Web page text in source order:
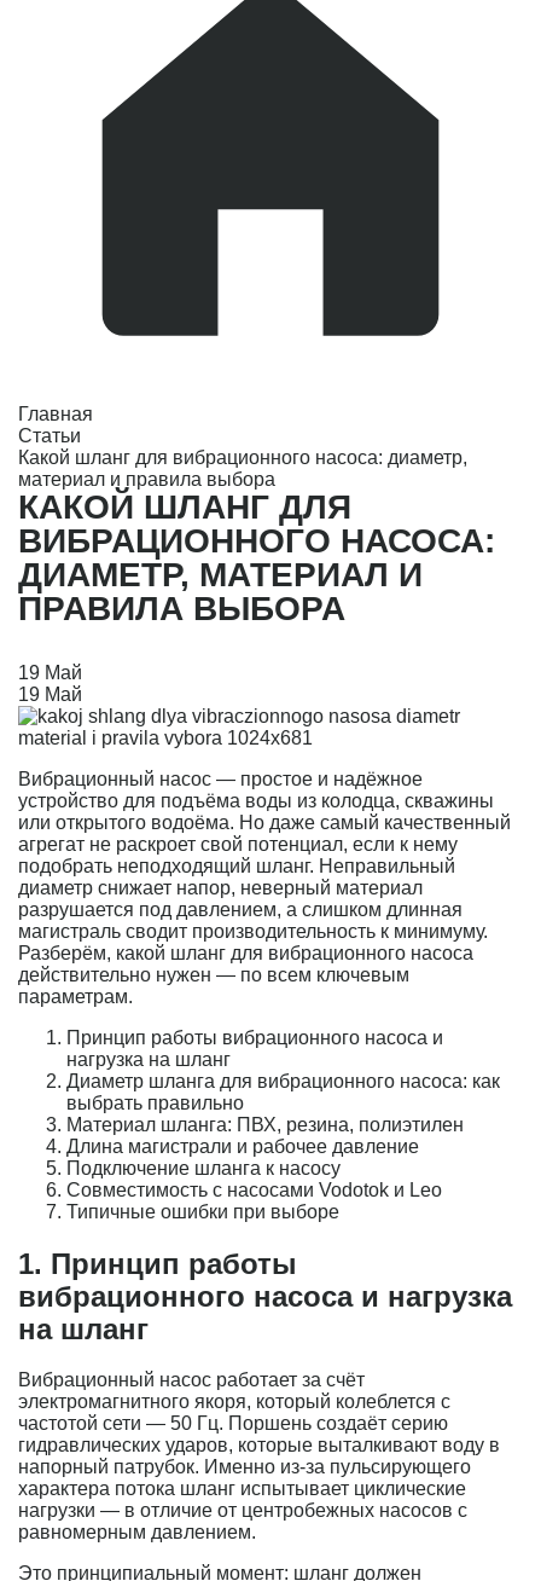
Главная
Статьи
Какой шланг для вибрационного насоса: диаметр,
материал и правила выбора
КАКОЙ ШЛАНГ ДЛЯ
ВИБРАЦИОННОГО НАСОСА:
ДИАМЕТР, МАТЕРИАЛ И
ПРАВИЛА ВЫБОРА
19 Май
19 Май
Вибрационный насос — простое и надёжное
устройство для подъёма воды из колодца, скважины
или открытого водоёма. Но даже самый качественный
агрегат не раскроет свой потенциал, если к нему
подобрать неподходящий шланг. Неправильный
диаметр снижает напор, неверный материал
разрушается под давлением, а слишком длинная
магистраль сводит производительность к минимуму.
Разберём, какой шланг для вибрационного насоса
действительно нужен — по всем ключевым
параметрам.
Принцип работы вибрационного насоса и
нагрузка на шланг
Диаметр шланга для вибрационного насоса: как
выбрать правильно
Материал шланга: ПВХ, резина, полиэтилен
Длина магистрали и рабочее давление
Подключение шланга к насосу
Совместимость с насосами Vodotok и Leo
Типичные ошибки при выборе
1. Принцип работы
вибрационного насоса и нагрузка
на шланг
Вибрационный насос работает за счёт
электромагнитного якоря, который колеблется с
частотой сети — 50 Гц. Поршень создаёт серию
гидравлических ударов, которые выталкивают воду в
напорный патрубок. Именно из-за пульсирующего
характера потока шланг испытывает циклические
нагрузки — в отличие от центробежных насосов с
равномерным давлением.
Это принципиальный момент: шланг должен